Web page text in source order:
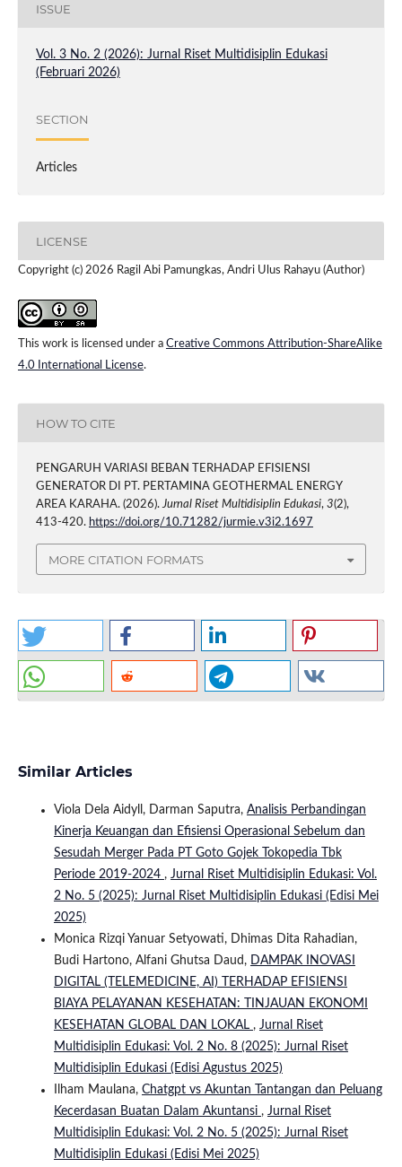
ISSUE
Vol. 3 No. 2 (2026): Jurnal Riset Multidisiplin Edukasi
(Februari 2026)
SECTION
Articles
LICENSE
Copyright (c) 2026 Ragil Abi Pamungkas, Andri Ulus Rahayu (Author)
This work is licensed under a Creative Commons Attribution-ShareAlike
4.0 International License.
HOW TO CITE
PENGARUH VARIASI BEBAN TERHADAP EFISIENSI
GENERATOR DI PT. PERTAMINA GEOTHERMAL ENERGY
AREA KARAHA. (2026).Jurnal Riset Multidisiplin Edukasi, 3(2),
413-420. https://doi.org/10.71282/jurmie.v3i2.1697
MORE CITATION FORMATS
Similar Articles
Viola Dela Aidyll, Darman Saputra, Analisis Perbandingan
Kinerja Keuangan dan Efisiensi Operasional Sebelum dan
Sesudah Merger Pada PT Goto Gojek Tokopedia Tbk
Periode 2019-2024 , Jurnal Riset Multidisiplin Edukasi: Vol.
2 No. 5 (2025): Jurnal Riset Multidisiplin Edukasi (Edisi Mei
2025)
Monica Rizqi Yanuar Setyowati, Dhimas Dita Rahadian,
Budi Hartono, Alfani Ghutsa Daud, DAMPAK INOVASI
DIGITAL (TELEMEDICINE, AI) TERHADAP EFISIENSI
BIAYA PELAYANAN KESEHATAN: TINJAUAN EKONOMI
KESEHATAN GLOBAL DAN LOKAL , Jurnal Riset
Multidisiplin Edukasi: Vol. 2 No. 8 (2025): Jurnal Riset
Multidisiplin Edukasi (Edisi Agustus 2025)
Ilham Maulana, Chatgpt vs Akuntan Tantangan dan Peluang
Kecerdasan Buatan Dalam Akuntansi , Jurnal Riset
Multidisiplin Edukasi: Vol. 2 No. 5 (2025): Jurnal Riset
Multidisiplin Edukasi (Edisi Mei 2025)